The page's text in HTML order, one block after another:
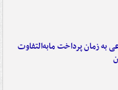
به زمان پرداخت مابه‌التفاوت